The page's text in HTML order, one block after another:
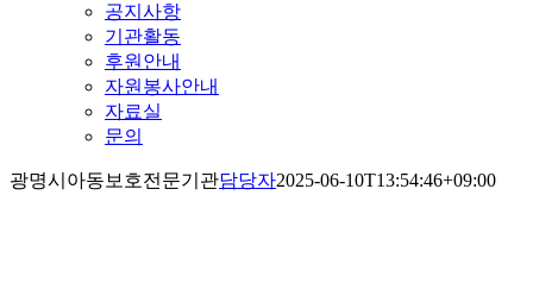
공지사항
기관활동
후원안내
자원봉사안내
자료실
문의
광명시아동보호전문기관담당자2025-06-10T13:54:46+09:00